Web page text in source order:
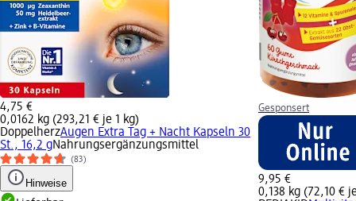
4,75 €
0,0162 kg (293,21 € je 1 kg)
DoppelherzAugen Extra Tag + Nacht Kapseln 30
St., 16,2 gNahrungsergänzungsmittel
(83)
Hinweise
Gesponsert
9,95 €
0,138 kg (72,10 €